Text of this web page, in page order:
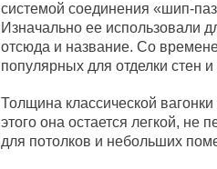
системой соединения «шип-
Изначально ее использовали
отсюда и название. Со
популярных для отделки стен и
Толщина классической
этого она остается легкой, не
для потолков и небольших